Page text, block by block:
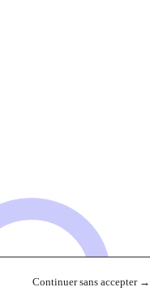
Continuer sans accepter →